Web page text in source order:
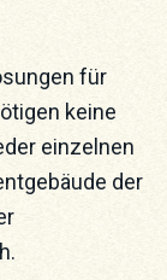
für
keine
einzelnen
der